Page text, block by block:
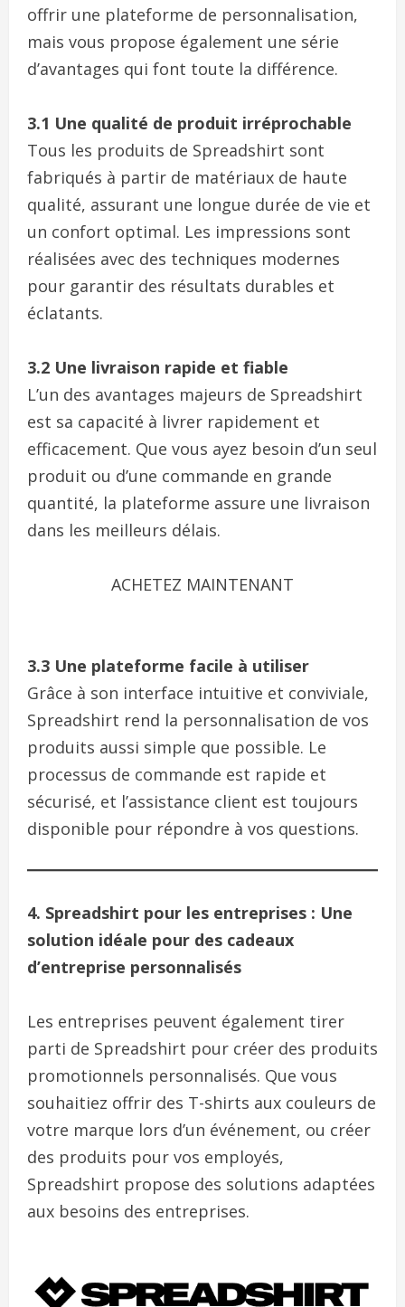
offrir une plateforme de personnalisation,
mais vous propose également une série
d’avantages qui font toute la différence.
3.1 Une qualité de produit irréprochable
Tous les produits de Spreadshirt sont
fabriqués à partir de matériaux de haute
qualité, assurant une longue durée de vie et
un confort optimal. Les impressions sont
réalisées avec des techniques modernes
pour garantir des résultats durables et
éclatants.
3.2 Une livraison rapide et fiable
L’un des avantages majeurs de Spreadshirt
est sa capacité à livrer rapidement et
efficacement. Que vous ayez besoin d’un seul
produit ou d’une commande en grande
quantité, la plateforme assure une livraison
dans les meilleurs délais.
ACHETEZ MAINTENANT
3.3 Une plateforme facile à utiliser
Grâce à son interface intuitive et conviviale,
Spreadshirt rend la personnalisation de vos
produits aussi simple que possible. Le
processus de commande est rapide et
sécurisé, et l’assistance client est toujours
disponible pour répondre à vos questions.
4. Spreadshirt pour les entreprises : Une
solution idéale pour des cadeaux
d’entreprise personnalisés
Les entreprises peuvent également tirer
parti de Spreadshirt pour créer des produits
promotionnels personnalisés. Que vous
souhaitiez offrir des T-shirts aux couleurs de
votre marque lors d’un événement, ou créer
des produits pour vos employés,
Spreadshirt propose des solutions adaptées
aux besoins des entreprises.